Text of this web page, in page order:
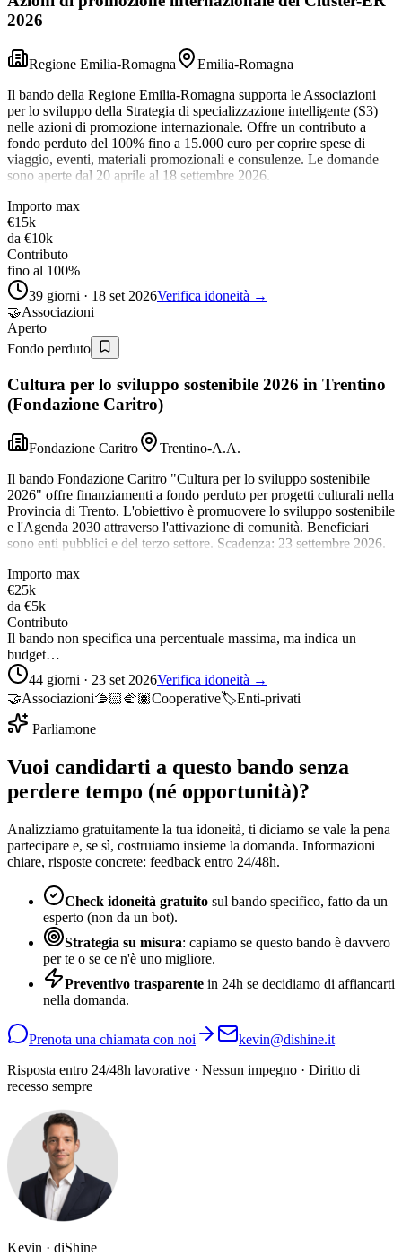
2026
Regione Emilia-Romagna
Emilia-Romagna
Il bando della Regione Emilia-Romagna supporta le Associazioni
per lo sviluppo della Strategia di specializzazione intelligente (S3)
nelle azioni di promozione internazionale. Offre un contributo a
fondo perduto del 100% fino a 15.000 euro per coprire spese di
viaggio, eventi, materiali promozionali e consulenze. Le domande
sono aperte dal 20 aprile al 18 settembre 2026.
Importo max
€15k
da €10k
Contributo
fino al 100%
39 giorni · 18 set 2026Verifica idoneità →
🤝Associazioni
Aperto
Fondo perduto
Cultura per lo sviluppo sostenibile 2026 in Trentino
(Fondazione Caritro)
Fondazione Caritro
Trentino-A.A.
Il bando Fondazione Caritro "Cultura per lo sviluppo sostenibile
2026" offre finanziamenti a fondo perduto per progetti culturali nella
Provincia di Trento. L'obiettivo è promuovere lo sviluppo sostenibile
e l'Agenda 2030 attraverso l'attivazione di comunità. Beneficiari
sono enti pubblici e del terzo settore. Scadenza: 23 settembre 2026.
Importo max
€25k
da €5k
Contributo
Il bando non specifica una percentuale massima, ma indica un
budget…
44 giorni · 23 set 2026Verifica idoneità →
🤝Associazioni🫱🏻‍🫲🏽Cooperative🏷️Enti-privati
Parliamone
Vuoi candidarti a questo bando senza
perdere tempo (né opportunità)?
Analizziamo gratuitamente la tua idoneità, ti diciamo se vale la pena
partecipare e, se sì, costruiamo insieme la domanda. Informazioni
chiare, risposte concrete: feedback entro 24/48h.
Check idoneità gratuito sul bando specifico, fatto da un
esperto (non da un bot).
Strategia su misura: capiamo se questo bando è davvero
per te o se ce n'è uno migliore.
Preventivo trasparente in 24h se decidiamo di affiancarti
nella domanda.
Prenota una chiamata con noi
kevin@dishine.it
Risposta entro 24/48h lavorative · Nessun impegno · Diritto di
recesso sempre
Kevin · diShine